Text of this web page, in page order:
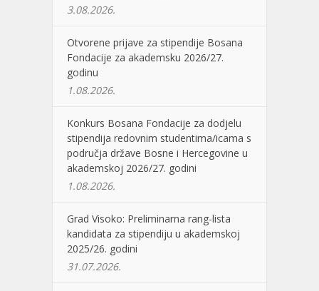
3.08.2026.
Otvorene prijave za stipendije Bosana
Fondacije za akademsku 2026/27.
godinu
1.08.2026.
Konkurs Bosana Fondacije za dodjelu
stipendija redovnim studentima/icama s
područja države Bosne i Hercegovine u
akademskoj 2026/27. godini
1.08.2026.
Grad Visoko: Preliminarna rang-lista
kandidata za stipendiju u akademskoj
2025/26. godini
31.07.2026.